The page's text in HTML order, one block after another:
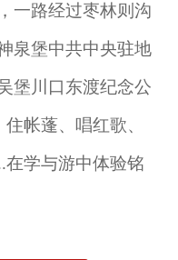
一路经过枣林则沟
泉堡中共中央驻地
堡川口东渡纪念公
帐蓬、唱红歌、
在学与游中体验铭